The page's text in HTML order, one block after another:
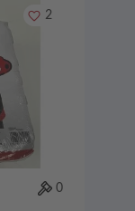
Merken
2
0